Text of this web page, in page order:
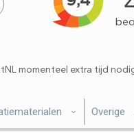
momenteel extra tijd
Overige